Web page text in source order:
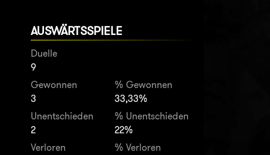
AUSWÄRTSSPIELE
Duelle
9
Gewonnen
3
% Gewonnen
33,33%
Unentschieden
2
% Unentschieden
22%
Verloren
% Verloren